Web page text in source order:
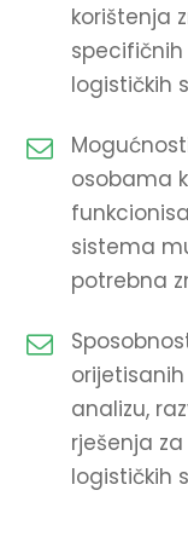
korištenja
logističkih
osobama
sistema
potrebna
analizu,
rješenja
logističkih